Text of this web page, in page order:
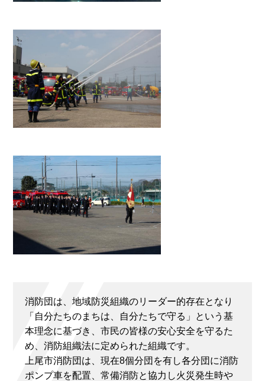
消防団は、地域防災組織のリーダー的存在となり
「自分たちのまちは、自分たちで守る」という基
本理念に基づき、市民の皆様の安心安全を守るた
め、消防組織法に定められた組織です。
上尾市消防団は、現在8個分団を有し各分団に消防
ポンプ車を配置、常備消防と協力し火災発生時や